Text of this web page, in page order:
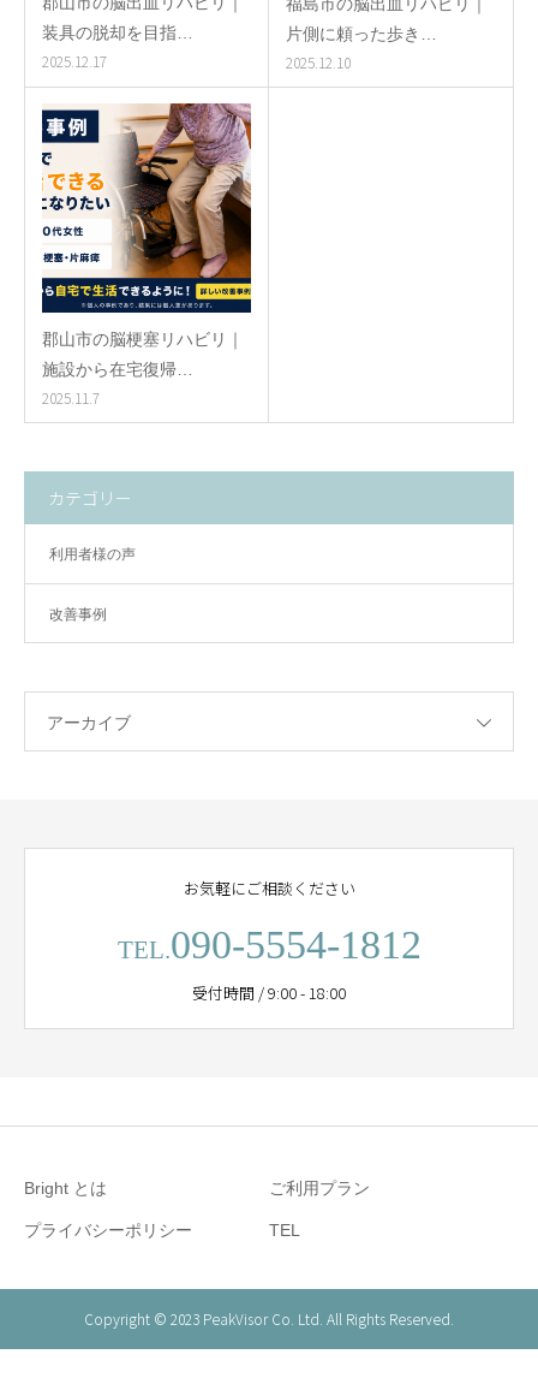
装具の脱却を目指…
2025.12.17
片側に頼った歩き…
2025.12.10
郡山市の脳梗塞リハビリ｜
施設から在宅復帰…
2025.11.7
カテゴリー
利用者様の声
改善事例
アーカイブ
お気軽にご相談ください
TEL.090-5554-1812
受付時間 / 9:00 - 18:00
Bright とは ご利用プラン
プライバシーポリシー TEL
Copyright © 2023 PeakVisor Co. Ltd. All Rights Reserved.